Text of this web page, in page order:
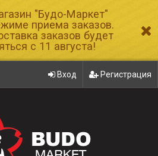
"Будо-Маркет"
приема заказов.
заказов будет
с 11 августа!
Вход Регистрация